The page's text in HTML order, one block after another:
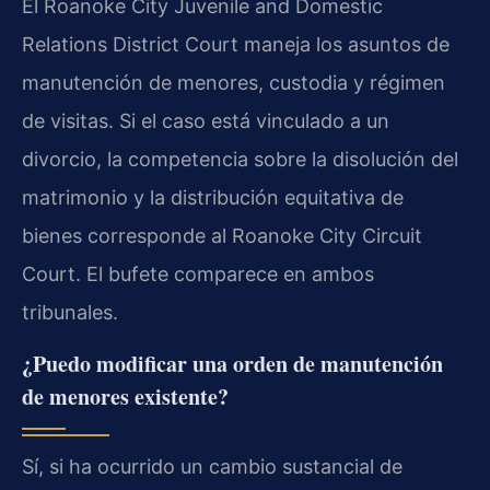
El Roanoke City Juvenile and Domestic
Relations District Court maneja los asuntos de
manutención de menores, custodia y régimen
de visitas. Si el caso está vinculado a un
divorcio, la competencia sobre la disolución del
matrimonio y la distribución equitativa de
bienes corresponde al Roanoke City Circuit
Court. El bufete comparece en ambos
tribunales.
¿Puedo modificar una orden de manutención
de menores existente?
Sí, si ha ocurrido un cambio sustancial de